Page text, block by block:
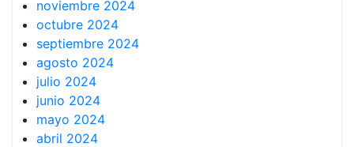
noviembre 2024
octubre 2024
septiembre 2024
agosto 2024
julio 2024
junio 2024
mayo 2024
abril 2024